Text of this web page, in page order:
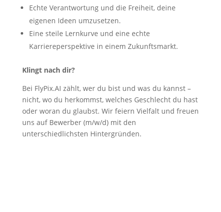
Echte Verantwortung und die Freiheit, deine
eigenen Ideen umzusetzen.
Eine steile Lernkurve und eine echte
Karriereperspektive in einem Zukunftsmarkt.
Klingt nach dir?
Bei FlyPix.AI zählt, wer du bist und was du kannst –
nicht, wo du herkommst, welches Geschlecht du hast
oder woran du glaubst. Wir feiern Vielfalt und freuen
uns auf Bewerber (m/w/d) mit den
unterschiedlichsten Hintergründen.